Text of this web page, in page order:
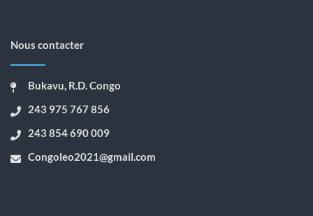
Nous contacter
Bukavu, R.D. Congo
243 975 767 856
243 854 690 009
Congoleo2021@gmail.com